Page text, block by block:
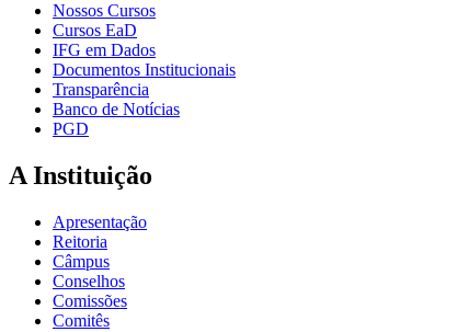
Nossos Cursos
Cursos EaD
IFG em Dados
Documentos Institucionais
Transparência
Banco de Notícias
PGD
A Instituição
Apresentação
Reitoria
Câmpus
Conselhos
Comissões
Comitês